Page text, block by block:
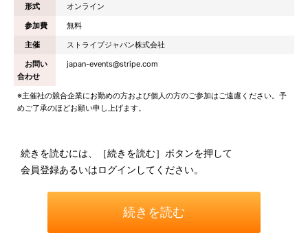
形式
オンライン
参加費
無料
主催
ストライプジャパン株式会社
お問い
合わせ
japan-events@stripe.com
※主催社の競合企業にお勤めの方および個人の方のご参加はご遠慮ください。予
めご了承のほどお願い申し上げます。
続きを読むには、［続きを読む］ボタンを押して
会員登録あるいはログインしてください。
続きを読む